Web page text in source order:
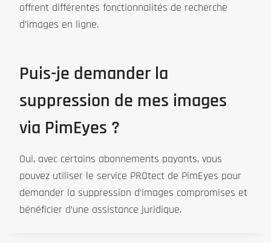
offrent différentes fonctionnalités de recherche
d’images en ligne.
Puis-je demander la
suppression de mes images
via PimEyes ?
Oui, avec certains abonnements payants, vous
pouvez utiliser le service PROtect de PimEyes pour
demander la suppression d’images compromises et
bénéficier d’une assistance juridique.